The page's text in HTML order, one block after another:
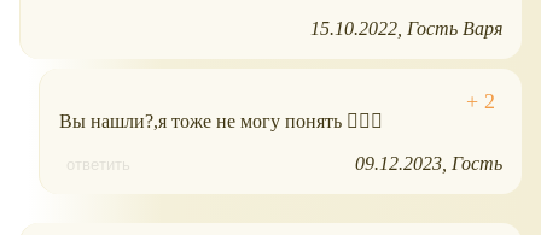
15.10.2022 Гость Варя
Вы нашли?,я тоже не могу понять 🤷🏻‍♀️
ответить 09.12.2023 Гость